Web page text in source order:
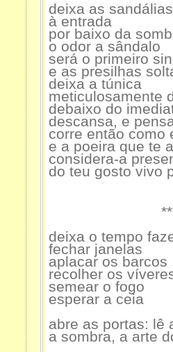
deixa as sandálias
à entrada
por baixo da
o odor a sândalo
será o primeiro
e as presilhas
deixa a túnica
meticulosamente
debaixo do
descansa, e
corre então como
e a poeira que te
considera-a
do teu gosto vivo
deixa o tempo
fechar janelas
aplacar os barcos
recolher os
semear o fogo
esperar a ceia
abre as portas: lê
a sombra, a arte